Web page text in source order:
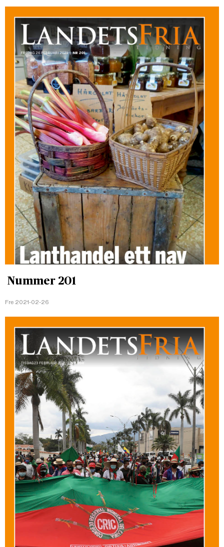
Nummer 201
Fre 2021-02-26